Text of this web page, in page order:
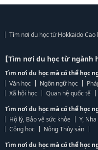
Tìm nơi du học từ Hokkaido Cao
【Tìm nơi du học từ ngành
Tìm nơi du học mà có thể học
Văn học
Ngôn ngữ học
Xã hội học
Quan hệ quốc tế
Tìm nơi du học mà có thể học
Hộ lý, Bảo vệ sức khỏe
Y, Nha
Công học
Nông Thủy sản
Tìm nơi du học mà có thể học